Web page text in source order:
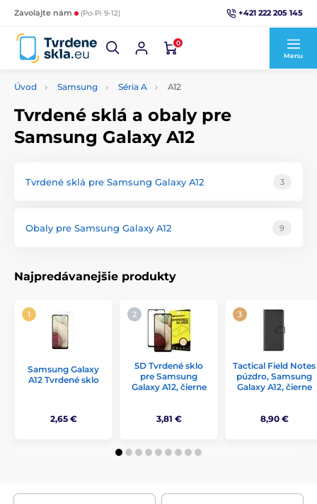
Zavolajte nám (Po-Pi 9-12) +421 222 205 145
0
Menu
Úvod Samsung Séria A A12
Tvrdené sklá a obaly pre
Samsung Galaxy A12
Tvrdené sklá pre Samsung Galaxy A12 3
Obaly pre Samsung Galaxy A12 9
Najpredávanejšie produkty
Samsung Galaxy
A12 Tvrdené sklo
2,65 €
5D Tvrdené sklo
pre Samsung
Galaxy A12, čierne
3,81 €
Tactical Field Notes
púzdro, Samsung
Galaxy A12, čierne
8,90 €